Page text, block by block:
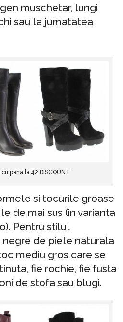
muschetar, lungi
sau la jumatatea
pana la 42 DISCOUNT
si tocurile groase
de mai sus (in varianta
Pentru stilul
de piele naturala
mediu gros care se
fie rochie, fie fusta
de stofa sau blugi.